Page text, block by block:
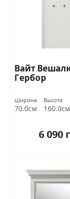
Вайт
Гербор
Ширина
70.0см
Высота
160.0см
6 090